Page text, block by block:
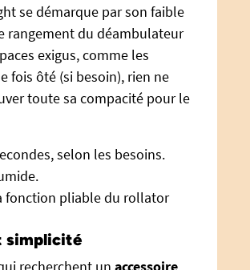
se démarque par son faible
rangement du déambulateur
exigus, comme les
fois ôté (si besoin), rien ne
toute sa compacité pour le
selon les besoins.
fonction pliable du rollator
simplicité